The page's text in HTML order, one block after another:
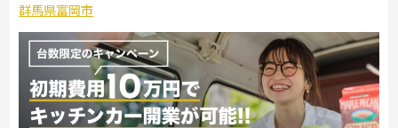
群馬県富岡市